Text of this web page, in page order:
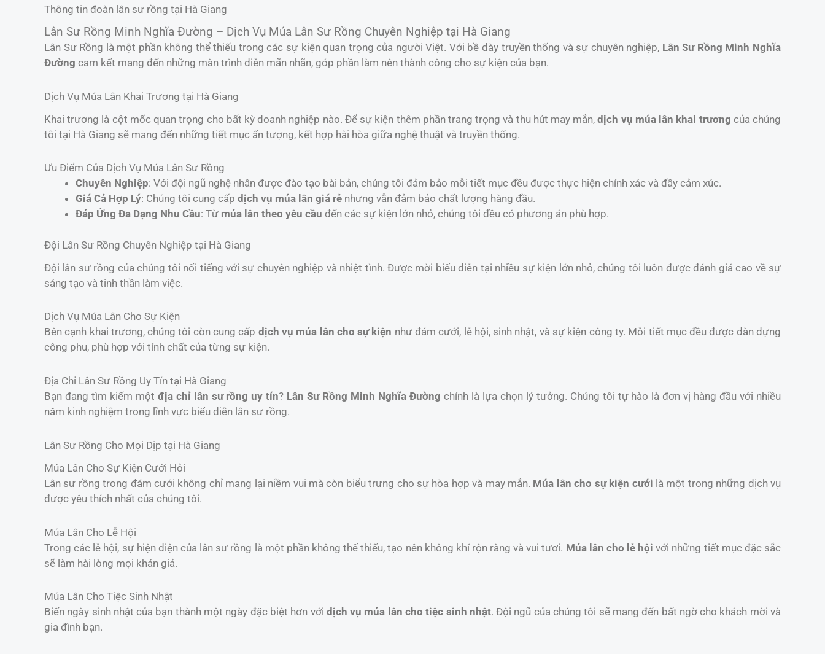
Thông tin đoàn lân sư rồng tại Hà Giang
Lân Sư Rồng Minh Nghĩa Đường – Dịch Vụ Múa Lân Sư Rồng Chuyên Nghiệp tại Hà Giang
Lân Sư Rồng là một phần không thể thiếu trong các sự kiện quan trọng của người Việt. Với bề dày truyền thống và sự chuyên nghiệp, Lân Sư Rồng Minh Nghĩa
Đường cam kết mang đến những màn trình diễn mãn nhãn, góp phần làm nên thành công cho sự kiện của bạn.
Dịch Vụ Múa Lân Khai Trương tại Hà Giang
Khai trương là cột mốc quan trọng cho bất kỳ doanh nghiệp nào. Để sự kiện thêm phần trang trọng và thu hút may mắn,dịch vụ múa lân khai trương của chúng
tôi tại Hà Giang sẽ mang đến những tiết mục ấn tượng, kết hợp hài hòa giữa nghệ thuật và truyền thống.
Ưu Điểm Của Dịch Vụ Múa Lân Sư Rồng
Chuyên Nghiệp: Với đội ngũ nghệ nhân được đào tạo bài bản, chúng tôi đảm bảo mỗi tiết mục đều được thực hiện chính xác và đầy cảm xúc.
Giá Cả Hợp Lý: Chúng tôi cung cấp dịch vụ múa lân giá rẻ nhưng vẫn đảm bảo chất lượng hàng đầu.
Đáp Ứng Đa Dạng Nhu Cầu: Từ múa lân theo yêu cầu đến các sự kiện lớn nhỏ, chúng tôi đều có phương án phù hợp.
Đội Lân Sư Rồng Chuyên Nghiệp tại Hà Giang
Đội lân sư rồng của chúng tôi nổi tiếng với sự chuyên nghiệp và nhiệt tình. Được mời biểu diễn tại nhiều sự kiện lớn nhỏ, chúng tôi luôn được đánh giá cao về sự
sáng tạo và tinh thần làm việc.
Dịch Vụ Múa Lân Cho Sự Kiện
Bên cạnh khai trương, chúng tôi còn cung cấp dịch vụ múa lân cho sự kiện như đám cưới, lễ hội, sinh nhật, và sự kiện công ty. Mỗi tiết mục đều được dàn dựng
công phu, phù hợp với tính chất của từng sự kiện.
Địa Chỉ Lân Sư Rồng Uy Tín tại Hà Giang
Bạn đang tìm kiếm một địa chỉ lân sư rồng uy tín? Lân Sư Rồng Minh Nghĩa Đường chính là lựa chọn lý tưởng. Chúng tôi tự hào là đơn vị hàng đầu với nhiều
năm kinh nghiệm trong lĩnh vực biểu diễn lân sư rồng.
Lân Sư Rồng Cho Mọi Dịp tại Hà Giang
Múa Lân Cho Sự Kiện Cưới Hỏi
Lân sư rồng trong đám cưới không chỉ mang lại niềm vui mà còn biểu trưng cho sự hòa hợp và may mắn. Múa lân cho sự kiện cưới là một trong những dịch vụ
được yêu thích nhất của chúng tôi.
Múa Lân Cho Lễ Hội
Trong các lễ hội, sự hiện diện của lân sư rồng là một phần không thể thiếu, tạo nên không khí rộn ràng và vui tươi. Múa lân cho lễ hội với những tiết mục đặc sắc
sẽ làm hài lòng mọi khán giả.
Múa Lân Cho Tiệc Sinh Nhật
Biến ngày sinh nhật của bạn thành một ngày đặc biệt hơn với dịch vụ múa lân cho tiệc sinh nhật. Đội ngũ của chúng tôi sẽ mang đến bất ngờ cho khách mời và
gia đình bạn.